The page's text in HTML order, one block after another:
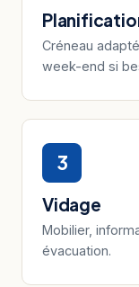
Créneau
week-end si
3
Vidage
Mobilier,
évacuation.